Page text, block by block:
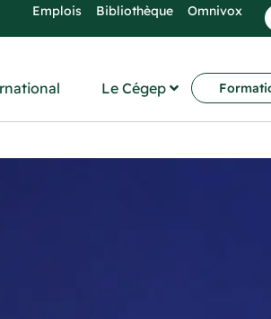
Emplois Bibliothèque Omnivox
Le Cégep